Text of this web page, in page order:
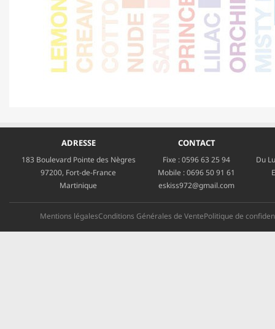
ADRESSE
183 Boulevard Pointe des Nègres
97200, Fort-de-France
Martinique
CONTACT
Fixe :0596 63 25 94
Mobile :0696 50 91 61
eskiss972@gmail.com
Du
Mentions légalesConditions Générales de VentePolitique de